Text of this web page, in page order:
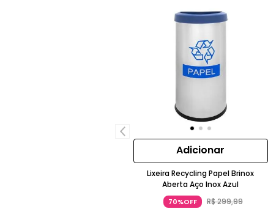
Adicionar
Lixeira Recycling Papel Brinox
Aberta Aço Inox Azul
70%OFF R$299,99